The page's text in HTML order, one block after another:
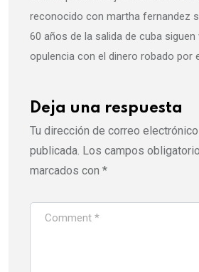
reconocido con martha fernandez
60 años de la salida de cuba siguen
opulencia con el dinero robado por
Deja una respuesta
Tu dirección de correo
publicada. Los campos
marcados con *